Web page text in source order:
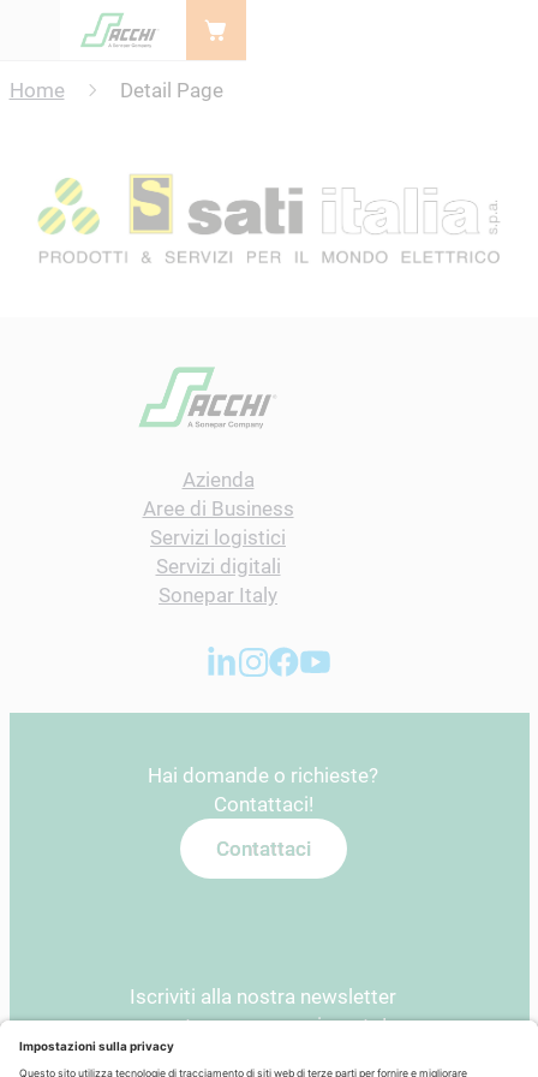
Home
Detail Page
Azienda
Aree di Business
Servizi logistici
Servizi digitali
Sonepar Italy
Hai domande o richieste?
Contattaci!
Contattaci
Iscriviti alla nostra newsletter
e resta sempre aggiornato!
Newsletter